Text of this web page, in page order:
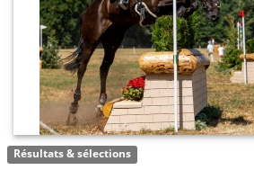
Résultats & sélections